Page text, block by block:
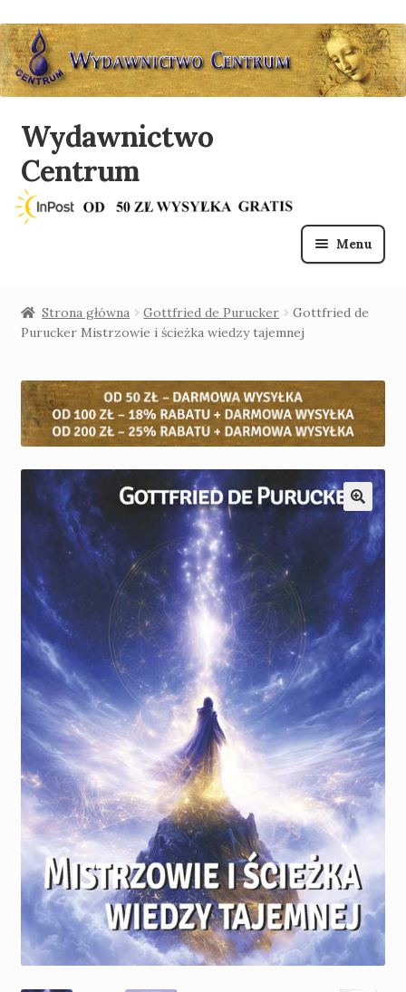
Przejdź
do
nawigacji
Przejdź
do
treści
Wydawnictwo
Centrum
Menu
Sklep
Lista mailingowa
Kontakt
Nowości
Praca
Konto
Strona główna Gottfried de Purucker
Gottfried de
Purucker Mistrzowie i ścieżka wiedzy tajemnej